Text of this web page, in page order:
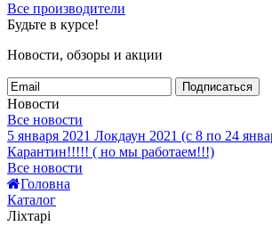
Все производители
Будьте в курсе!
Новости, обзоры и акции
Подписаться
Новости
Все новости
5 января 2021 Локдаун 2021 (с 8 по 24
Карантин!!!!! ( но мы работаем!!!)
Все новости
Головна
Каталог
Ліхтарі